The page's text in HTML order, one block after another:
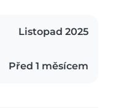
Listopad 2025
Před 1 měsícem